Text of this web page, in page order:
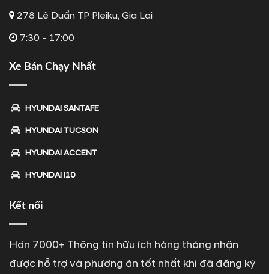
278 Lê Duẩn TP Pleiku, Gia Lai
7:30 - 17:00
Xe Bán Chạy Nhất
HYUNDAI SANTAFE
HYUNDAI TUCSON
HYUNDAI ACCENT
HYUNDAI I10
Kết nối
Hơn 7000+ Thông tin hữu ích hàng tháng nhận
được hỗ trợ và phương án tốt nhất khi đã đăng ký